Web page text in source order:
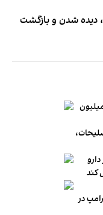
دیده شدن و بازگشت
قیمت مسکن در تهران به متری ۲۴۰ میلیون
در